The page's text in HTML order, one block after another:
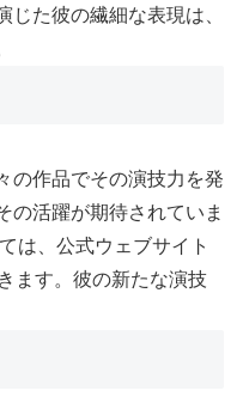
じた彼の繊細な表現は、
の作品でその演技力を発
の活躍が期待されていま
は、公式ウェブサイト
ます。彼の新たな演技